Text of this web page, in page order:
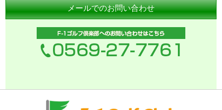
メールでのお問い合わせ